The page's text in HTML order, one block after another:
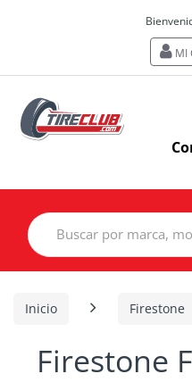
MI
Search
for:
Inicio Firestone
Firestone